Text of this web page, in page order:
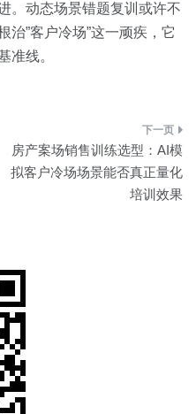
。动态场景错题复训或许不
治”客户冷场”这一顽疾，它
准线。
房产案场销售训练选型：AI模
拟客户冷场场景能否真正量化
培训效果